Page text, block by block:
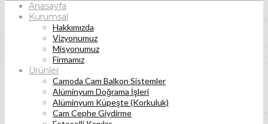
Anasayfa
Kurumsal
Hakkımızda
Vizyonumuz
Misyonumuz
Firmamız
Ürünler
Camoda Cam Balkon Sistemler
Alüminyum Doğrama İşleri
Alüminyum Küpeşte (Korkuluk)
Cam Cephe Giydirme